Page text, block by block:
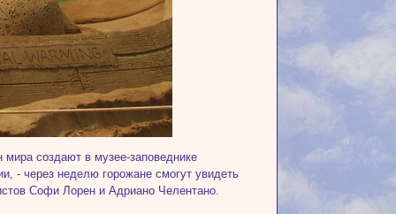
создают в музее-заповеднике
- через неделю горожане смогут увидеть
Софи Лорен и Адриано Челентано.